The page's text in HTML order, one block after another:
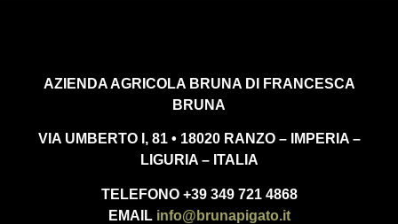
AZIENDA AGRICOLA BRUNA DI FRANCESCA
BRUNA
VIA UMBERTO I, 81 • 18020 RANZO – IMPERIA –
LIGURIA – ITALIA
TELEFONO +39 349 721 4868
EMAIL info@brunapigato.it